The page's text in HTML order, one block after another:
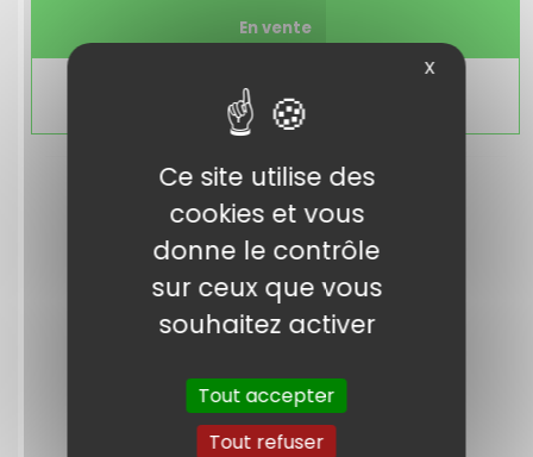
En vente
33,54 €
X
Ce site utilise des
cookies et vous
donne le contrôle
sur ceux que vous
souhaitez activer
Tout accepter
Tout refuser